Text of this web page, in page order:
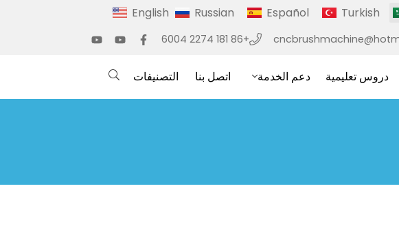
English Russian Español Turkish
+86 181 2274 6004
دروس تعليمية دعم الخدمة اتصل بنا التصنيفات